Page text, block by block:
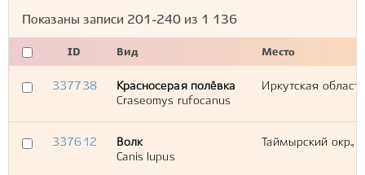
Показаны записи 201-240 из 1 136
ID Вид Место
337738
Красносерая полёвка
Craseomys rufocanus
Иркутская
337612
Волк
Canis lupus
Таймырский окр.,